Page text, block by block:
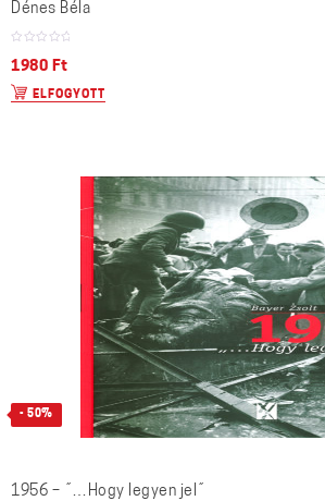
Dénes Béla
1980 Ft
ELFOGYOTT
- 50%
1956 – ˝…Hogy legyen jel˝